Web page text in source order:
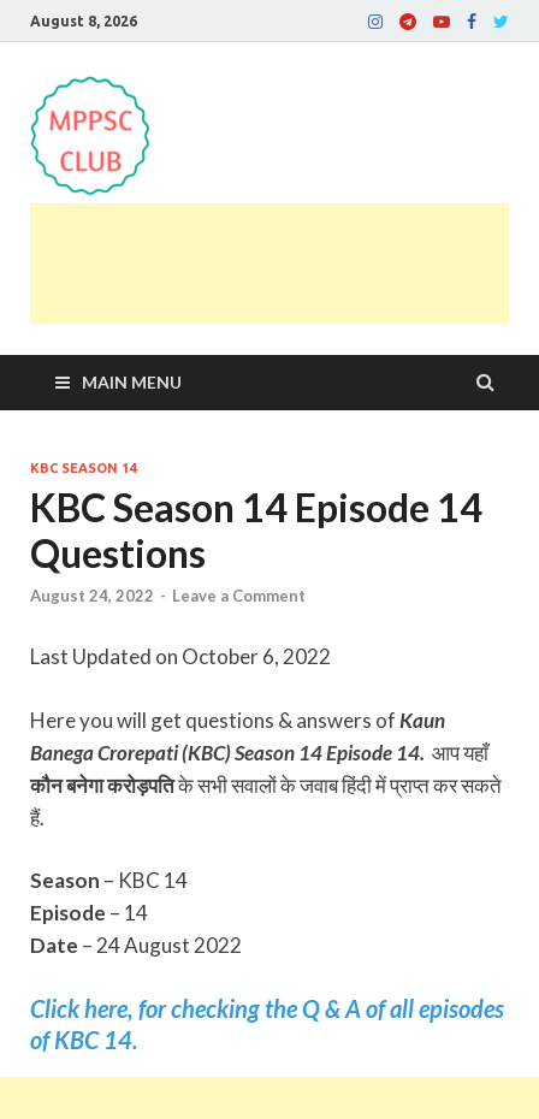
August 8, 2026
MAIN MENU
KBC SEASON 14
KBC Season 14 Episode 14
Questions
August 24, 2022 - Leave a Comment
Last Updated on October 6, 2022
Here you will get questions & answers ofKaun
Banega Crorepati (KBC) Season 14 Episode 14. आप यहाँ
कौन बनेगा करोड़पतिके सभी सवालों के जवाब हिंदी में प्राप्त कर सकते
हैं.
Season – KBC 14
Episode – 14
Date – 24 August 2022
Click here, for checking the Q & A of all episodes
of KBC 14.